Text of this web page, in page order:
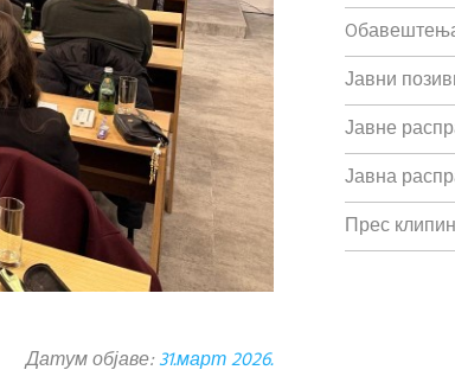
Датум објаве:31.март 2026.
Јавни
Јавне
Јавна
Прес